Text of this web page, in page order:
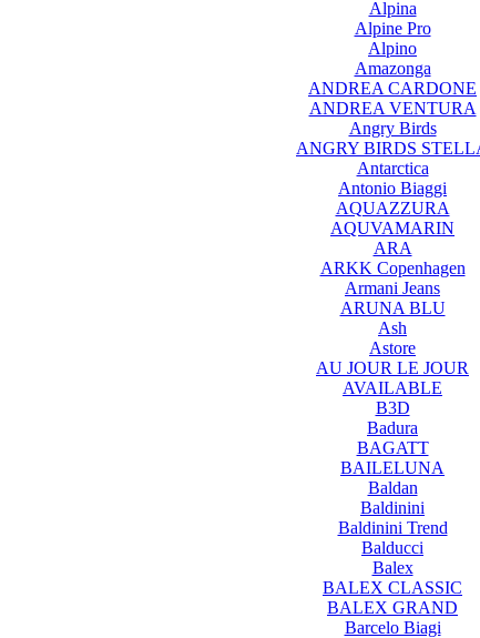
Alpina
Alpine Pro
Alpino
Amazonga
ANDREA CARDONE
ANDREA VENTURA
Angry Birds
ANGRY BIRDS
Antarctica
Antonio Biaggi
AQUAZZURA
AQUVAMARIN
ARA
ARKK Copenhagen
Armani Jeans
ARUNA BLU
Ash
Astore
AU JOUR LE JOUR
AVAILABLE
B3D
Badura
BAGATT
BAILELUNA
Baldan
Baldinini
Baldinini Trend
Balducci
Balex
BALEX CLASSIC
BALEX GRAND
Barcelo Biagi